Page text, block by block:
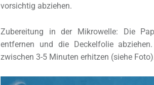
vorsichtig abziehen.
Zubereitung in der Mikrowelle: Die
entfernen und die Deckelfolie
zwischen 3-5 Minuten erhitzen (siehe